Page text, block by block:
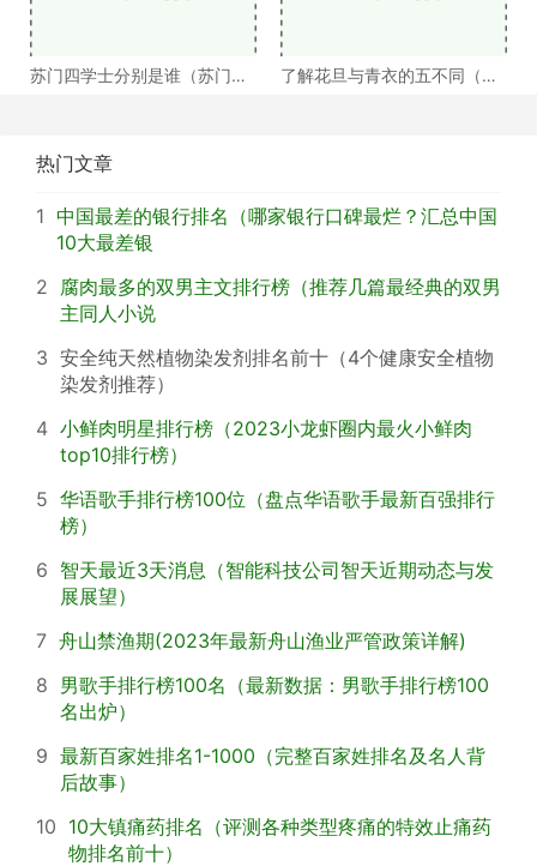
苏门四学士分别是谁（苏门四
了解花旦与青衣的五不同（浅
热门文章
1 中国最差的银行排名（哪家银行口碑最烂？汇总中国
10大最差银
2
腐肉最多的双男主文排行榜（推荐几篇最经典的双男
主同人小说
3 安全纯天然植物染发剂排名前十（4个健康安全植物
染发剂推荐）
4 小鲜肉明星排行榜（2023小龙虾圈内最火小鲜肉
top10排行榜）
5 华语歌手排行榜100位（盘点华语歌手最新百强排行
榜）
6 智天最近3天消息（智能科技公司智天近期动态与发
展展望）
7 舟山禁渔期(2023年最新舟山渔业严管政策详解)
8 男歌手排行榜100名（最新数据：男歌手排行榜100
名出炉）
9 最新百家姓排名1-1000（完整百家姓排名及名人背
后故事）
10 10大镇痛药排名（评测各种类型疼痛的特效止痛药
物排名前十）